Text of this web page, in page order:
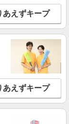
あえずキープ
あえずキープ